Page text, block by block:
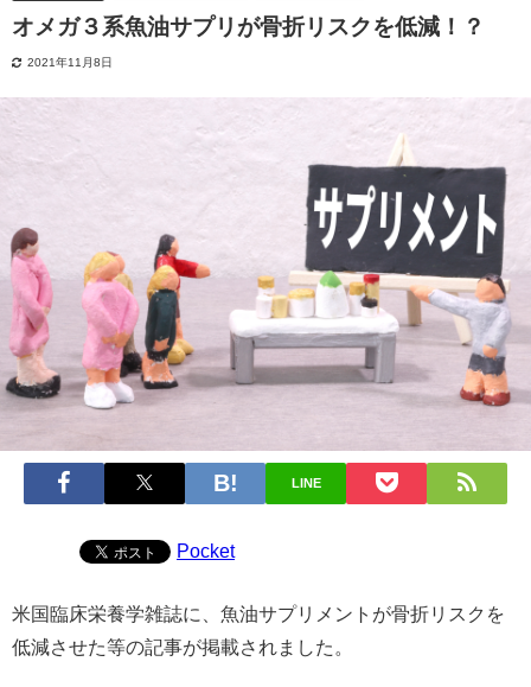
オメガ３系魚油サプリが骨折リスクを低減！？
2021年11月8日
LINE
Pocket
米国臨床栄養学雑誌に、魚油サプリメントが骨折リスクを
低減させた等の記事が掲載されました。